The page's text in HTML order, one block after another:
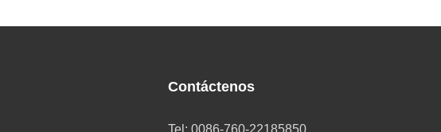
Contáctenos
Tel: 0086-760-22185850